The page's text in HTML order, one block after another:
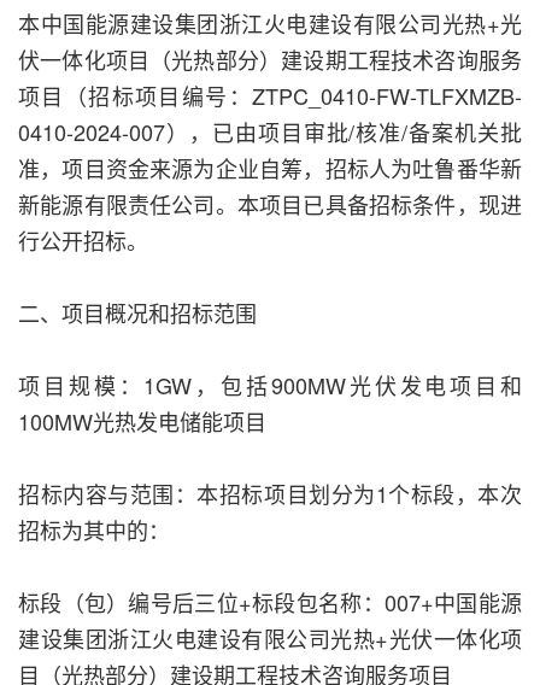
本中国能源建设集团浙江火电建设有限公司光热+光
伏一体化项目（光热部分）建设期工程技术咨询服务
项目（招标项目编号：ZTPC_0410-FW-TLFXMZB-
0410-2024-007），已由项目审批/核准/备案机关批
准，项目资金来源为企业自筹，招标人为吐鲁番华新
新能源有限责任公司。本项目已具备招标条件，现进
行公开招标。
二、项目概况和招标范围
项目规模：1GW，包括900MW光伏发电项目和
100MW光热发电储能项目
招标内容与范围：本招标项目划分为1个标段，本次
招标为其中的：
标段（包）编号后三位+标段包名称：007+中国能源
建设集团浙江火电建设有限公司光热+光伏一体化项
目（光热部分）建设期工程技术咨询服务项目